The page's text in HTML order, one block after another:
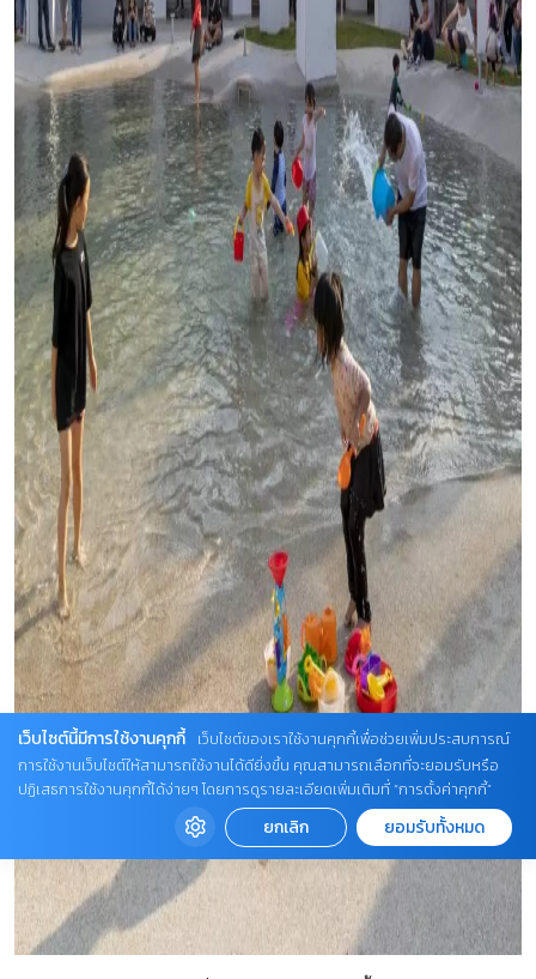
เว็บไซต์นี้มีการใช้งานคุกกี้
เว็บไซต์ของเราใช้งานคุกกี้เพื่อช่วยเพิ่มประสบการณ์
การใช้งานเว็บไซต์ให้สามารถใช้งานได้ดียิ่งขึ้น คุณสามารถเลือกที่จะยอมรับหรือ
ปฏิเสธการใช้งานคุกกี้ได้ง่ายๆ โดยการดูรายละเอียดเพิ่มเติมที่ “การตั้งค่าคุกกี้”
ยกเลิก ยอมรับทั้งหมด